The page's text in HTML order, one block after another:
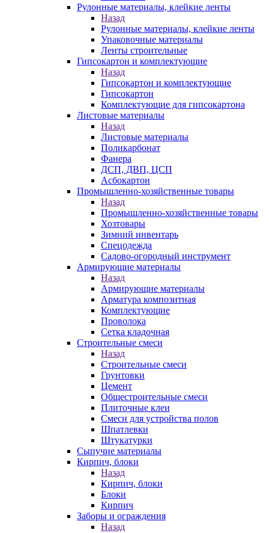
Рулонные материалы, клейкие ленты
Назад
Рулонные материалы, клейкие ленты
Упаковочные материалы
Ленты строительные
Гипсокартон и комплектующие
Назад
Гипсокартон и комплектующие
Гипсокартон
Комплектующие для гипсокартона
Листовые материалы
Назад
Листовые материалы
Поликарбонат
Фанера
ДСП, ДВП, ЦСП
Асбокартон
Промышленно-хозяйственные товары
Назад
Промышленно-хозяйственные товары
Хозтовары
Зимний инвентарь
Спецодежда
Садово-огородный инструмент
Армирующие материалы
Назад
Армирующие материалы
Арматура композитная
Комплектующие
Проволока
Сетка кладочная
Строительные смеси
Назад
Строительные смеси
Грунтовки
Цемент
Общестроительные смеси
Плиточные клеи
Смеси для устройства полов
Шпатлевки
Штукатурки
Сыпучие материалы
Кирпич, блоки
Назад
Кирпич, блоки
Блоки
Кирпич
Заборы и ограждения
Назад